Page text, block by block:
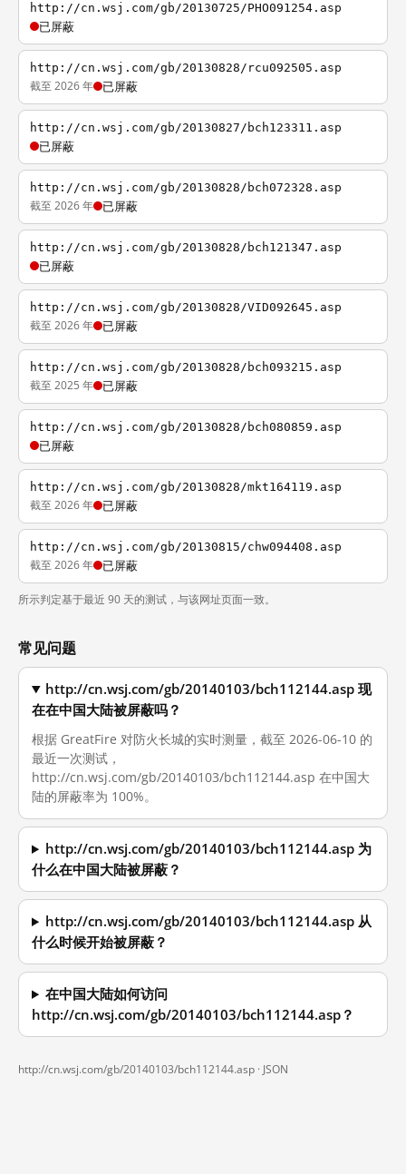
http://cn.wsj.com/gb/20130725/PHO091254.asp
已屏蔽
http://cn.wsj.com/gb/20130828/rcu092505.asp
截至 2026 年 已屏蔽
http://cn.wsj.com/gb/20130827/bch123311.asp
已屏蔽
http://cn.wsj.com/gb/20130828/bch072328.asp
截至 2026 年 已屏蔽
http://cn.wsj.com/gb/20130828/bch121347.asp
已屏蔽
http://cn.wsj.com/gb/20130828/VID092645.asp
截至 2026 年 已屏蔽
http://cn.wsj.com/gb/20130828/bch093215.asp
截至 2025 年 已屏蔽
http://cn.wsj.com/gb/20130828/bch080859.asp
已屏蔽
http://cn.wsj.com/gb/20130828/mkt164119.asp
截至 2026 年 已屏蔽
http://cn.wsj.com/gb/20130815/chw094408.asp
截至 2026 年 已屏蔽
所示判定基于最近 90 天的测试，与该网址页面一致。
常见问题
http://cn.wsj.com/gb/20140103/bch112144.asp 现
在在中国大陆被屏蔽吗？
根据 GreatFire 对防火长城的实时测量，截至 2026-06-10 的
最近一次测试，
http://cn.wsj.com/gb/20140103/bch112144.asp 在中国大
陆的屏蔽率为 100%。
http://cn.wsj.com/gb/20140103/bch112144.asp 为
什么在中国大陆被屏蔽？
http://cn.wsj.com/gb/20140103/bch112144.asp 从
什么时候开始被屏蔽？
在中国大陆如何访问
http://cn.wsj.com/gb/20140103/bch112144.asp？
http://cn.wsj.com/gb/20140103/bch112144.asp · JSON